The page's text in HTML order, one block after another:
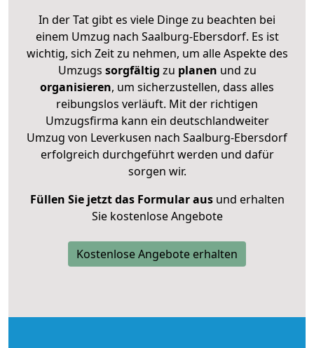
In der Tat gibt es viele Dinge zu beachten bei
einem Umzug nach Saalburg-Ebersdorf. Es ist
wichtig, sich Zeit zu nehmen, um alle Aspekte des
Umzugs sorgfältig zu planen und zu
organisieren, um sicherzustellen, dass alles
reibungslos verläuft. Mit der richtigen
Umzugsfirma kann ein deutschlandweiter
Umzug von Leverkusen nach Saalburg-Ebersdorf
erfolgreich durchgeführt werden und dafür
sorgen wir.
Füllen Sie jetzt das Formular ausund erhalten
Sie kostenlose Angebote
Kostenlose Angebote erhalten